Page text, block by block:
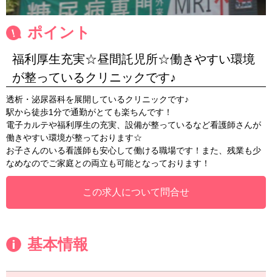
ポイント
福利厚生充実☆昼間託児所☆働きやすい環境
が整っているクリニックです♪
透析・泌尿器科を展開しているクリニックです♪
駅から徒歩1分で通勤がとても楽ちんです！
電子カルテや福利厚生の充実、設備が整っているなど看護師さんが
働きやすい環境が整っております☆
お子さんのいる看護師も安心して働ける職場です！また、残業も少
なめなのでご家庭との両立も可能となっております！
この求人について問合せ
基本情報